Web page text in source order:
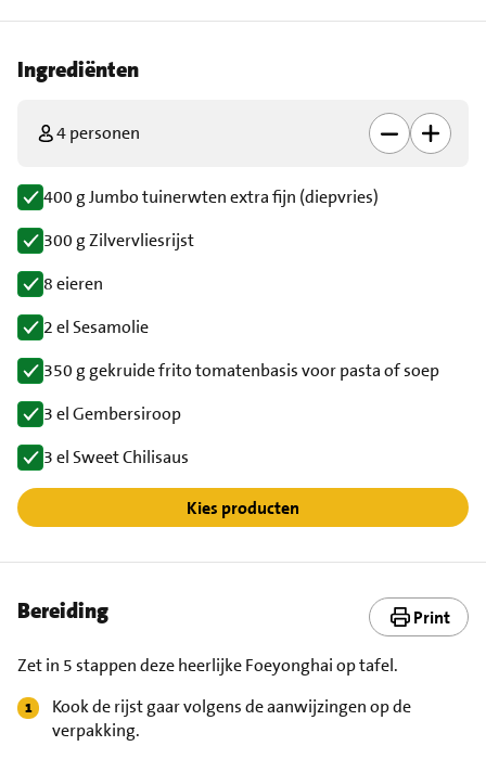
Ingrediënten
4 personen
400 g Jumbo tuinerwten extra fijn (diepvries)
300 g Zilvervliesrijst
8 eieren
2 el Sesamolie
350 g gekruide frito tomatenbasis voor pasta of soep
3 el Gembersiroop
3 el Sweet Chilisaus
Kies producten
Bereiding Print
Zet in 5 stappen deze heerlijke Foeyonghai op tafel.
Kook de rijst gaar volgens de aanwijzingen op de
verpakking.